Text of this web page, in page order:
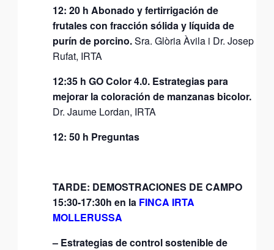
12: 20 h Abonado y fertirrigación de
frutales con fracción sólida y líquida de
purín de porcino.Sra. Glòria Àvila i Dr. Josep
Rufat, IRTA
12:35 h GO Color 4.0. Estrategias para
mejorar la coloración de manzanas bicolor.
Dr. Jaume Lordan, IRTA
12: 50 h Preguntas
TARDE: DEMOSTRACIONES DE CAMPO
15:30-17:30h en la FINCA IRTA
MOLLERUSSA
– Estrategias de control sostenible de